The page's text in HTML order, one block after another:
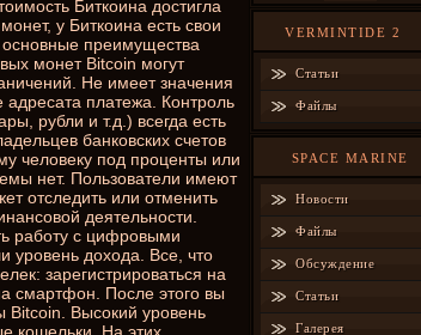
Биткоина достигла
у Биткоина есть свои
преимущества
монет Bitcoin могут
Не имеет значения
платежа. Контроль
рубли и т.д.) всегда есть
банковских счетов
человеку под проценты или
нет. Пользователи имеют
отследить или отменить
деятельности.
работу с цифровыми
уровень дохода. Все, что
зарегистрироваться на
смартфон. После этого вы
Bitcoin. Высокий уровень
VERMINTIDE 2
Статьи
Файлы
SPACE MARINE
Новости
Файлы
Обсуждение
Статьи
Галерея